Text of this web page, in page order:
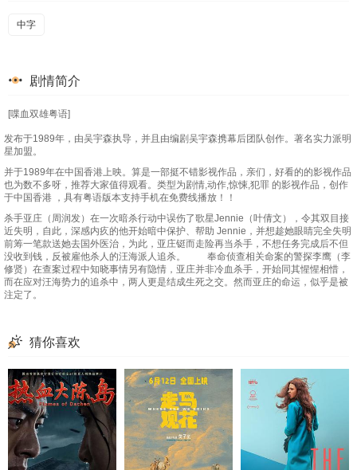
中字
剧情简介
[喋血双雄粤语]
发布于1989年，由吴宇森执导，并且由编剧吴宇森携幕后团队创作。著名实力派明
星加盟。
并于1989年在中国香港上映。算是一部挺不错影视作品，亲们，好看的的影视作品
也为数不多呀，推荐大家值得观看。类型为剧情,动作,惊悚,犯罪 的影视作品，创作
于中国香港 ，具有粤语版本支持手机在免费线播放！！
杀手亚庄（周润发）在一次暗杀行动中误伤了歌星Jennie（叶倩文），令其双目接
近失明，自此，深感内疚的他开始暗中保护、帮助 Jennie，并想趁她眼睛完全失明
前筹一笔款送她去国外医治，为此，亚庄铤而走险再当杀手，不想任务完成后不但
没收到钱，反被雇他杀人的汪海派人追杀。 奉命侦查相关命案的警探李鹰（李
修贤）在查案过程中知晓事情另有隐情，亚庄并非冷血杀手，开始同其惺惺相惜，
而在应对汪海势力的追杀中，两人更是结成生死之交。然而亚庄的命运，似乎是被
注定了。
猜你喜欢